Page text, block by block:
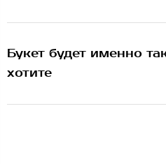
Букет будет именно
хотите